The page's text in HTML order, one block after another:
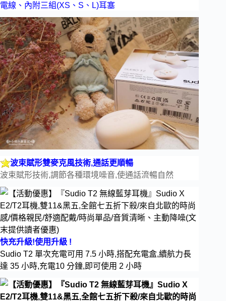
電線、內附三組(XS、S、L)耳塞
波束賦形雙麥克風技術,通話更順暢
波束賦形技術,調節各種環境噪音,使通話流暢自然
快充升級!使用升級 !
Sudio T2 單次充電可用 7.5 小時,搭配充電盒,續航力長
達 35 小時,充電10 分鐘,即可使用 2 小時